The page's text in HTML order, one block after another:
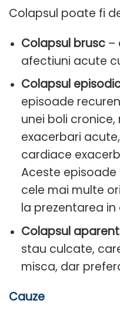
Colapsul poate fi
Colapsul brusc–
afectiuni acute
Colapsul
episoade
unei boli
exacerbari
cardiace
Aceste
cele mai multe
la prezentarea
Colapsul aparent
stau culcate,
misca, dar
Cauze